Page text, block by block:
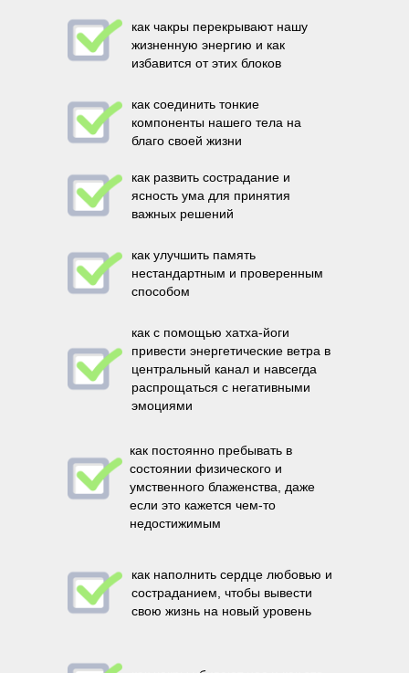
как развить сострадание и
ясность ума для принятия
важных решений
как чакры перекрывают нашу
жизненную энергию и как
избавится от этих блоков
как соединить тонкие
компоненты нашего тела на
благо своей жизни
как улучшить память
нестандартным и проверенным
способом
как с помощью хатха-йоги
привести энергетические ветра в
центральный канал и навсегда
распрощаться с негативными
эмоциями
как постоянно пребывать в
состоянии физического и
умственного блаженства, даже
если это кажется чем-то
недостижимым
как наполнить сердце любовью и
состраданием, чтобы вывести
свою жизнь на новый уровень